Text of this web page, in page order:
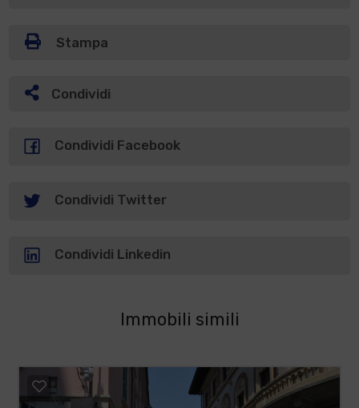
Stampa
Condividi
Condividi Facebook
Condividi Twitter
Condividi Linkedin
Immobili simili